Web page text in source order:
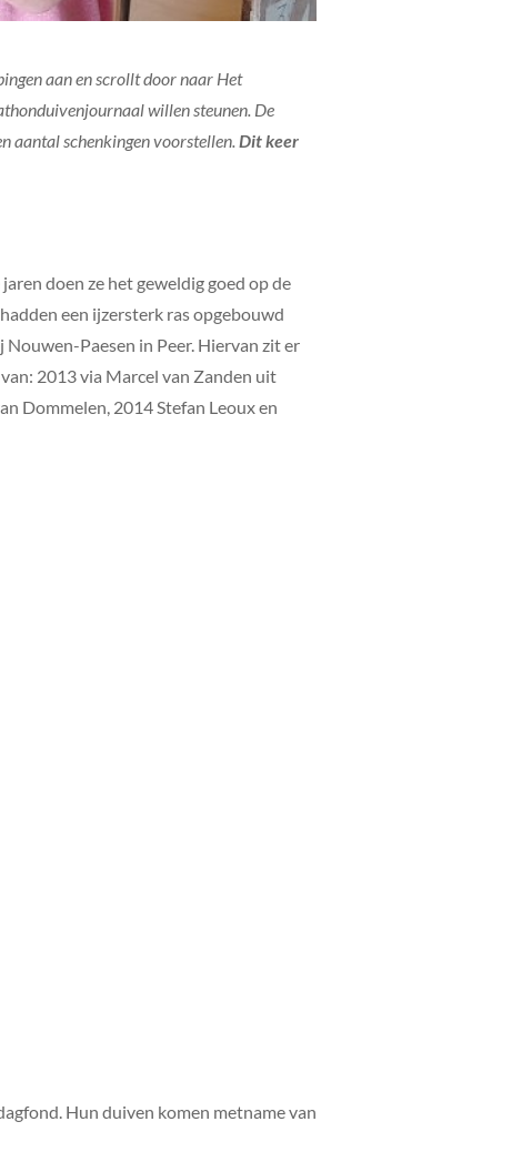
aan en scrollt door naar Het
willen steunen. De
aantal schenkingen voorstellen. Dit keer
doen ze het geweldig goed op de
een ijzersterk ras opgebouwd
Paesen in Peer. Hiervan zit er
2013 via Marcel van Zanden uit
Dommelen, 2014 Stefan Leoux en
Hun duiven komen metname van